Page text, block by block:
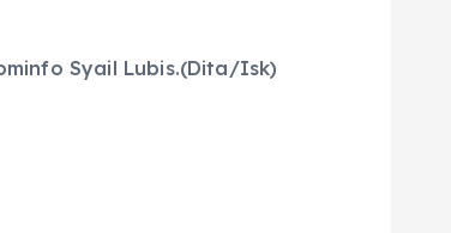
Syail Lubis.(Dita/Isk)